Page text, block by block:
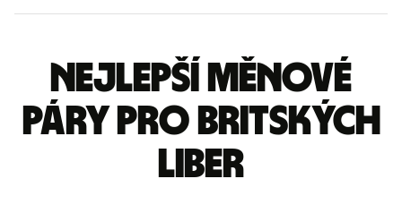
Nejlepší měnové
páry pro britských
liber